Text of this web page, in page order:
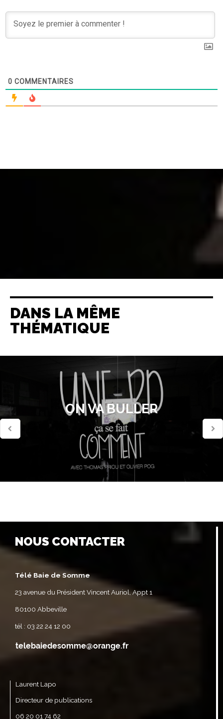
0 COMMENTAIRES
DANS LA MÊME
THÉMATIQUE
ON VA BULLER
NOUS CONTACTER
Télé Baie de Somme
23 avenue du Président Vincent Auriol, Appt 1
80100 Abbeville
tél : 03 22 24 12 00
Laurent Lapo
Directeur de publications
06 20 01 74 62